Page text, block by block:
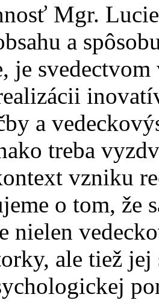
Mgr.
a
je
a
treba
vzniku
o tom, že
nielen
ale tiež